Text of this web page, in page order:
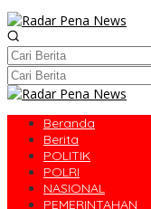
Beranda
Berita
POLITIK
POLRI
NASIONAL
PEMERINTAHAN